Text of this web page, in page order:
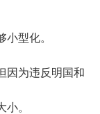
型化。
为违反明国和
。